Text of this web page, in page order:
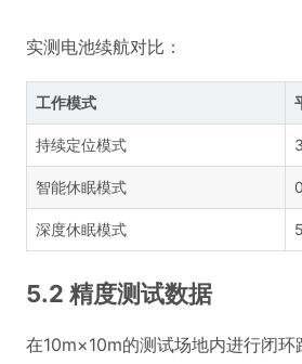
实测电池续航对比：
工作模式
持续定位模式
智能休眠模式
深度休眠模式
5.2 精度测试数据
在10m×10m的测试场地内进行闭环